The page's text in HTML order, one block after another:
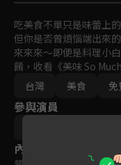
吃美食不單只是味蕾上
但你是否曾煩惱端出來
來來來～即便是料理小
餚，收看《美味 So
節目邀請知名主廚、專
合、烹飪，也同時邀請
W出各家拿手料理！
無論是餐前小點至宴客
台灣
美食 免
參與演員
內容標籤